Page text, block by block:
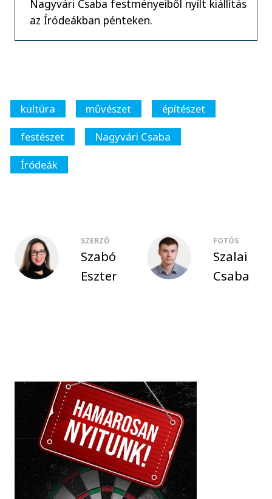
Nagyvári Csaba festményeiből nyílt kiállítás
az Íródeákban pénteken.
kultúra művészet
építészet
festészet
Nagyvári Csaba
Íródeák
SZERZŐ
Szabó
Eszter
FOTÓS
Szalai
Csaba